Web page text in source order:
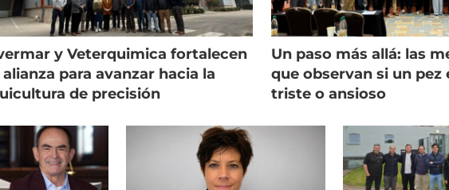
y Veterquimica fortalecen
alianza para avanzar hacia la
de precisión
Un paso más allá: las
que observan si un pez
triste o ansioso